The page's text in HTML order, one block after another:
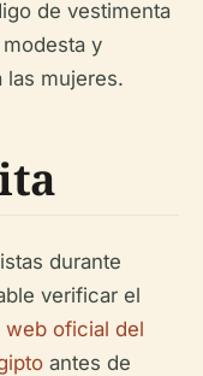
de vestimenta
y
las mujeres.
durante
verificar el
web oficial del
antes de